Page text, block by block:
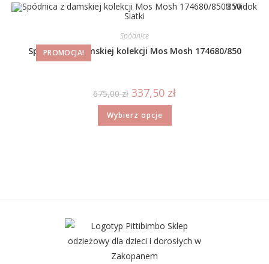
PROMOCJA!
Widok
Siatki
Spódnice
Spódnica z damskiej kolekcji Mos Mosh 174680/850
675,00zł 337,50 zł
Wybierz opcje